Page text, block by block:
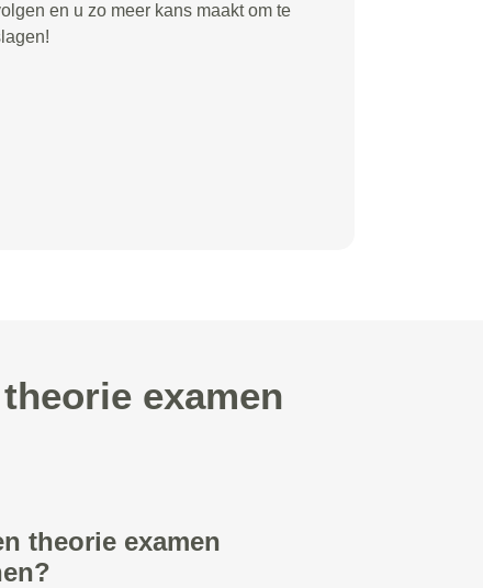
en u zo meer kans maakt om te
examen
theorie examen